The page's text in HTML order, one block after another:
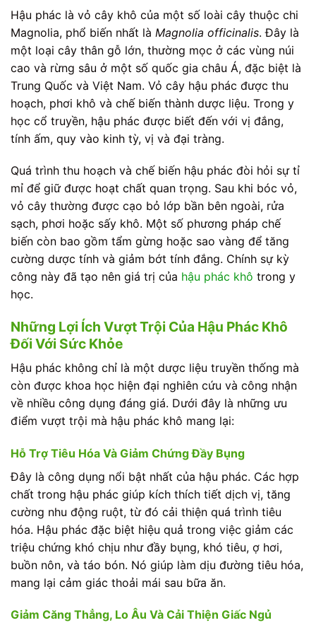
Hậu phác là vỏ cây khô của một số loài cây thuộc chi
Magnolia, phổ biến nhất là Magnolia officinalis. Đây là
một loại cây thân gỗ lớn, thường mọc ở các vùng núi
cao và rừng sâu ở một số quốc gia châu Á, đặc biệt là
Trung Quốc và Việt Nam. Vỏ cây hậu phác được thu
hoạch, phơi khô và chế biến thành dược liệu. Trong y
học cổ truyền, hậu phác được biết đến với vị đắng,
tính ấm, quy vào kinh tỳ, vị và đại tràng.
Quá trình thu hoạch và chế biến hậu phác đòi hỏi sự tỉ
mỉ để giữ được hoạt chất quan trọng. Sau khi bóc vỏ,
vỏ cây thường được cạo bỏ lớp bần bên ngoài, rửa
sạch, phơi hoặc sấy khô. Một số phương pháp chế
biến còn bao gồm tẩm gừng hoặc sao vàng để tăng
cường dược tính và giảm bớt tính đắng. Chính sự kỳ
công này đã tạo nên giá trị của hậu phác khô trong y
học.
Những Lợi Ích Vượt Trội Của Hậu Phác Khô
Đối Với Sức Khỏe
Hậu phác không chỉ là một dược liệu truyền thống mà
còn được khoa học hiện đại nghiên cứu và công nhận
về nhiều công dụng đáng giá. Dưới đây là những ưu
điểm vượt trội mà hậu phác khô mang lại:
Hỗ Trợ Tiêu Hóa Và Giảm Chứng Đầy Bụng
Đây là công dụng nổi bật nhất của hậu phác. Các hợp
chất trong hậu phác giúp kích thích tiết dịch vị, tăng
cường nhu động ruột, từ đó cải thiện quá trình tiêu
hóa. Hậu phác đặc biệt hiệu quả trong việc giảm các
triệu chứng khó chịu như đầy bụng, khó tiêu, ợ hơi,
buồn nôn, và táo bón. Nó giúp làm dịu đường tiêu hóa,
mang lại cảm giác thoải mái sau bữa ăn.
Giảm Căng Thẳng, Lo Âu Và Cải Thiện Giấc Ngủ